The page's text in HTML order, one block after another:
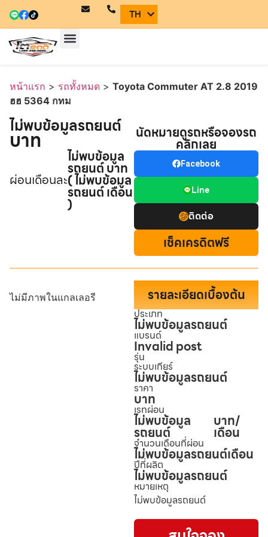
TH
EN
หน้าแรก > รถทั้งหมด > Toyota Commuter AT 2.8 2019
ฮฮ 5364 กทม
ไม่พบข้อมูลรถยนต์
บาท
ผ่อนเดือนละ
ไม่พบข้อมูล
รถยนต์ บาท
( ไม่พบข้อมูล
รถยนต์ เดือน
)
นัดหมายดูรถหรือจองรถ
คลิกเลย
Facebook
Line
ติดต่อ
เช็คเครดิตฟรี
ไม่มีภาพในแกลเลอรี รายละเอียดเบื้องต้น
ประเภท
ไม่พบข้อมูลรถยนต์
แบรนด์
Invalid post
รุ่น
ระบบเกียร์
ไม่พบข้อมูลรถยนต์
ราคา
บาท
เรทผ่อน
ไม่พบข้อมูล
รถยนต์
บาท/
เดือน
จำนวนเดือนที่ผ่อน
ไม่พบข้อมูลรถยนต์เดือน
ปีที่ผลิต
ไม่พบข้อมูลรถยนต์
หมายเหตุ
ไม่พบข้อมูลรถยนต์